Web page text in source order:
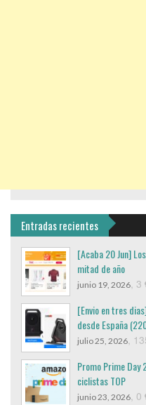
Entradas recientes
[Acaba 20 Jun]
mitad de año
junio 19, 2026 3
[Envio en tres
desde España
julio 25, 2026
Promo Prime Day
ciclistas TOP
junio 23, 2026 0